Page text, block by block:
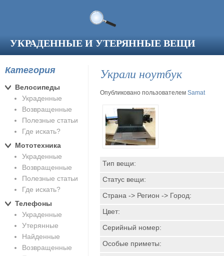
УКРАДЕННЫЕ И УТЕРЯННЫЕ ВЕЩИ
Украли ноутбук
Опубликовано пользователем Samat
Тип вещи:
Статус вещи:
Страна -> Регион -> Город:
Цвет:
Серийный номер:
Особые приметы:
Категория
Велосипеды
Украденные
Возвращенные
Полезные статьи
Где искать?
Мототехника
Украденные
Возвращенные
Полезные статьи
Где искать?
Телефоны
Украденные
Утерянные
Найденные
Возвращенные